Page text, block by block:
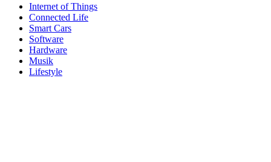
Internet of Things
Connected Life
Smart Cars
Software
Hardware
Musik
Lifestyle